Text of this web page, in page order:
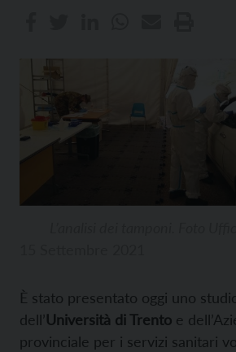
È stato presentato oggi uno
dell’Università di Trento e
provinciale per i servizi sanitari